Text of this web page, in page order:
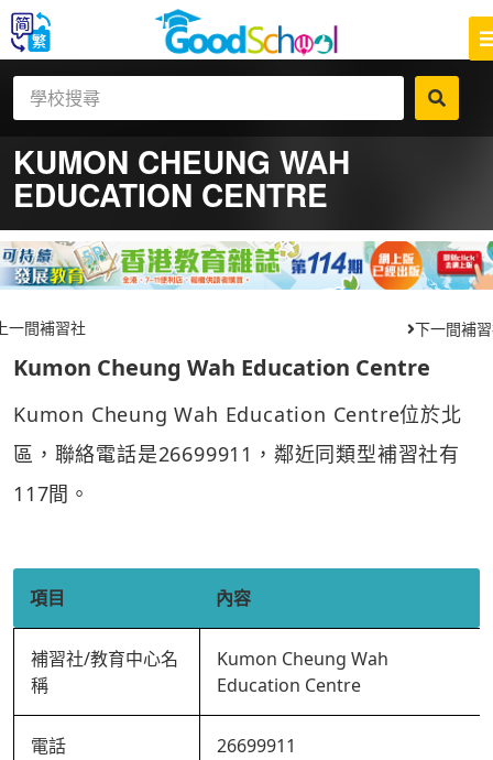
KUMON CHEUNG WAH
EDUCATION CENTRE
一間補習社 下一間補
Kumon Cheung Wah Education Centre
Kumon Cheung Wah Education Centre位於北
區，聯絡電話是26699911，鄰近同類型補習社有
117間。
項目 內容
補習社/教育中心名
稱
Kumon Cheung Wah
Education Centre
電話 26699911